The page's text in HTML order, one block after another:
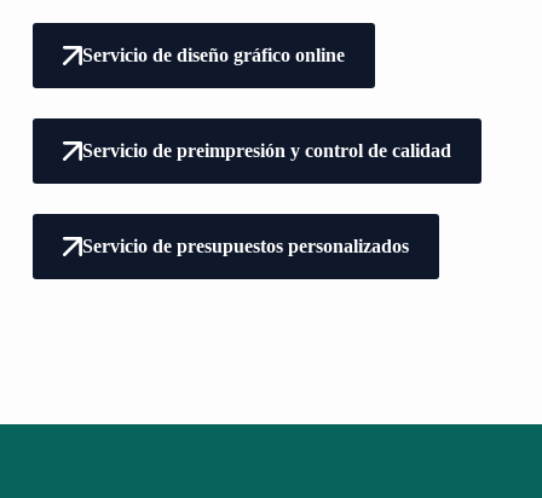
Servicio de diseño gráfico online
Servicio de preimpresión y control de calidad
Servicio de presupuestos personalizados